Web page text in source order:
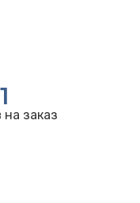
на заказ